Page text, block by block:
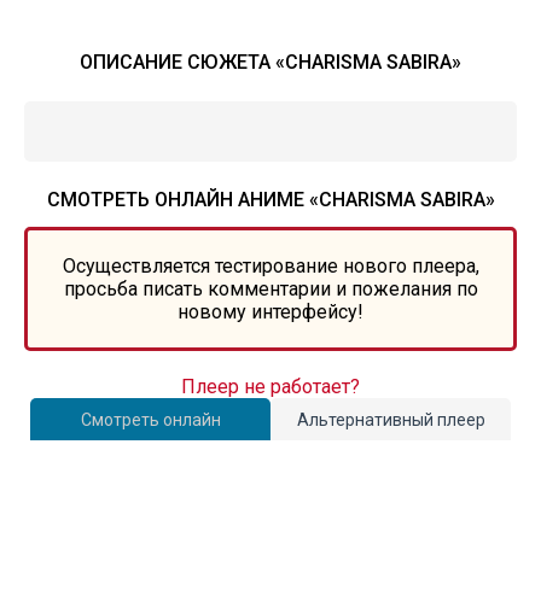
ОПИСАНИЕ СЮЖЕТА «CHARISMA SABIRA»
СМОТРЕТЬ ОНЛАЙН АНИМЕ «CHARISMA SABIRA»
Осуществляется тестирование нового плеера,
просьба писать комментарии и пожелания по
новому интерфейсу!
Смотреть онлайн Альтернативный плеер
Плеер не работает?